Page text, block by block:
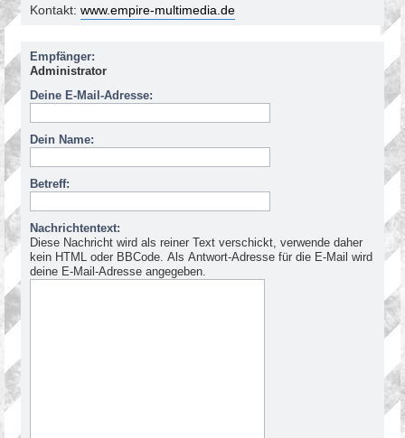
Kontakt: www.empire-multimedia.de
Empfänger:
Administrator
Deine E-Mail-Adresse:
Dein Name:
Betreff:
Nachrichtentext:
Diese Nachricht wird als reiner Text verschickt, verwende daher
kein HTML oder BBCode. Als Antwort-Adresse für die E-Mail wird
deine E-Mail-Adresse angegeben.